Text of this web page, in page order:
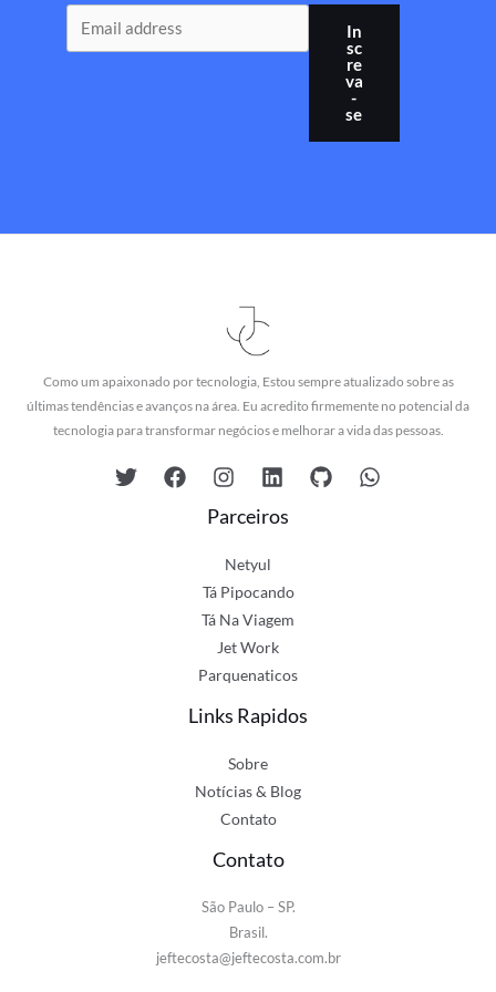
In
sc
re
va
-
se
Como um apaixonado por tecnologia, Estou sempre atualizado sobre as
últimas tendências e avanços na área. Eu acredito firmemente no potencial da
tecnologia para transformar negócios e melhorar a vida das pessoas.
Parceiros
Netyul
Tá Pipocando
Tá Na Viagem
Jet Work
Parquenaticos
Links Rapidos
Sobre
Notícias & Blog
Contato
Contato
São Paulo – SP.
Brasil.
jeftecosta@jeftecosta.com.br